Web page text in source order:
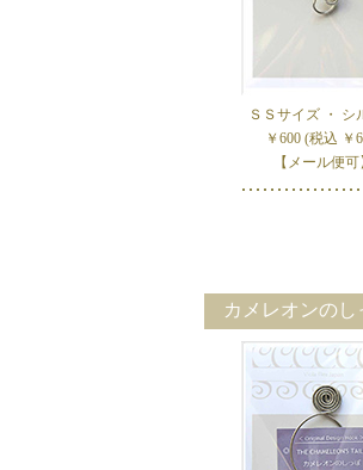
ＳＳサイズ ・ シ
￥600 (税込 ￥
【メール便可
カメレオンのし